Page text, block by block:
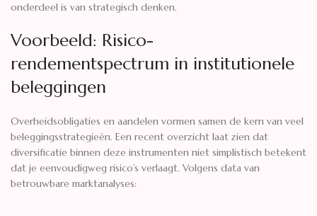
onderdeel is van strategisch denken.
Voorbeeld: Risico-
rendementspectrum in institutionele
beleggingen
Overheidsobligaties en aandelen vormen samen de kern van veel
beleggingsstrategieën. Een recent overzicht laat zien dat
diversificatie binnen deze instrumenten niet simplistisch betekent
dat je eenvoudigweg risico’s verlaagt. Volgens data van
betrouwbare marktanalyses: